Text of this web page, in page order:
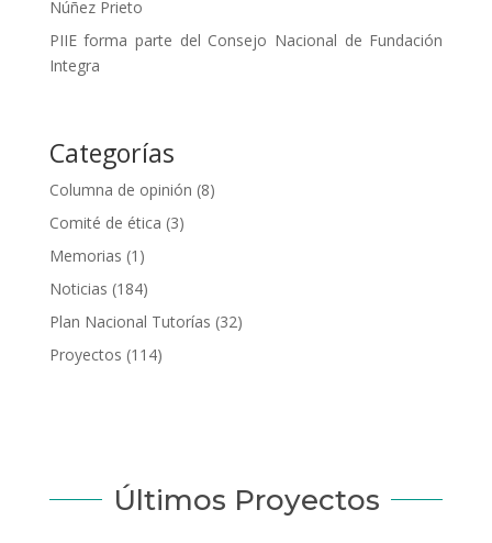
Núñez Prieto
PIIE forma parte del Consejo Nacional de Fundación
Integra
Categorías
Columna de opinión (8)
Comité de ética (3)
Memorias (1)
Noticias (184)
Plan Nacional Tutorías (32)
Proyectos (114)
Últimos Proyectos